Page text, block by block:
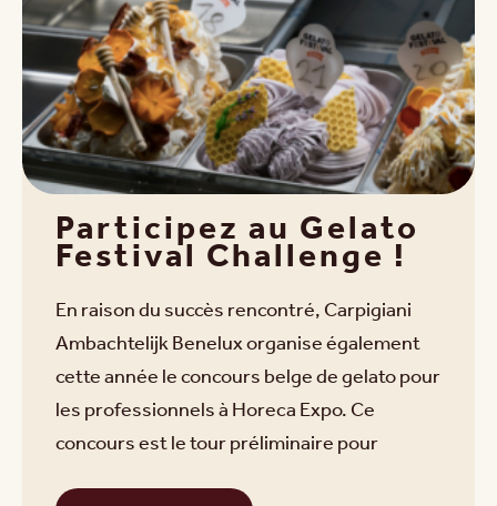
Participez au Gelato
Festival Challenge !
En raison du succès rencontré, Carpigiani
Ambachtelijk Benelux organise également
cette année le concours belge de gelato pour
les professionnels à Horeca Expo. Ce
concours est le tour préliminaire pour